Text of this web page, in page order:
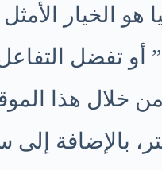
هو الخيار
من خلال هذا
بالإضافة